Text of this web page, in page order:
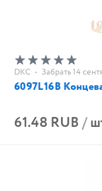
DKC • Забрать 14
6097L16B
61.48 RUB/